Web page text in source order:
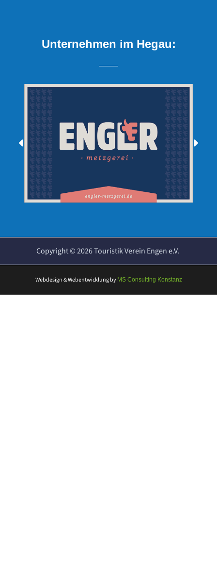
Unternehmen im Hegau:
Copyright ©2026Touristik Verein Engen e.V.
Webdesign & Webentwicklungby MS Consulting Konstanz